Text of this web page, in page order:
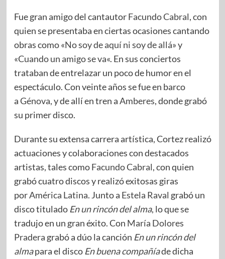
Fue gran amigo del cantautorFacundo Cabral, con
quien se presentaba en ciertas ocasiones cantando
obras como «No soy de aquí ni soy de allá» y
«Cuando un amigo se va«. En sus conciertos
trataban de entrelazar un poco de humor en el
espectáculo. Con veinte años se fue en barco
aGénova, y de allí en tren aAmberes, donde grabó
su primer disco.
Durante su extensa carrera artística, Cortez realizó
actuaciones y colaboraciones con destacados
artistas, tales comoFacundo Cabral, con quien
grabó cuatro discos y realizó exitosas giras
porAmérica Latina. Junto a Estela Raval grabó un
disco titulado En un rincón del alma, lo que se
tradujo en un gran éxito. Con María Dolores
Pradera grabó a dúo la canción En un rincón del
almapara el disco En buena compañíade dicha